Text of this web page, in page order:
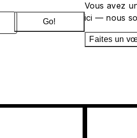
Go!
Vous avez
ici — nous
Faites un